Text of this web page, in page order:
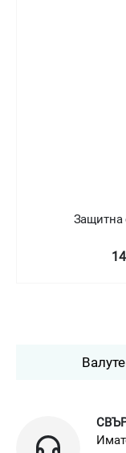
Защитна